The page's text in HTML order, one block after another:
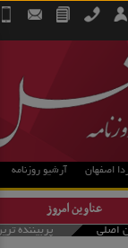
اصفهان آرشیو روزنامه
عناوین امروز
اصلی پربیننده